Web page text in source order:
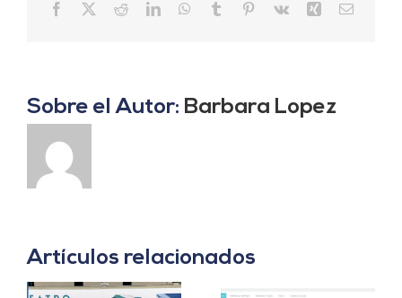
Facebook RedditLinkedInWhatsApp
Tumblr Pinterest
Vk Xing Correo
Sobre el Autor: Barbara Lopez
Artículos relacionados